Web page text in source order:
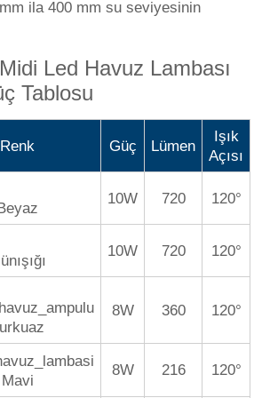
ila 400 mm su seviyesinin
Led Havuz Lambası
Tablosu
Renk Güç Lümen
Işık
Açısı
10W 720 120°
10W 720 120°
8W 360 120°
Mavi
8W 216 120°